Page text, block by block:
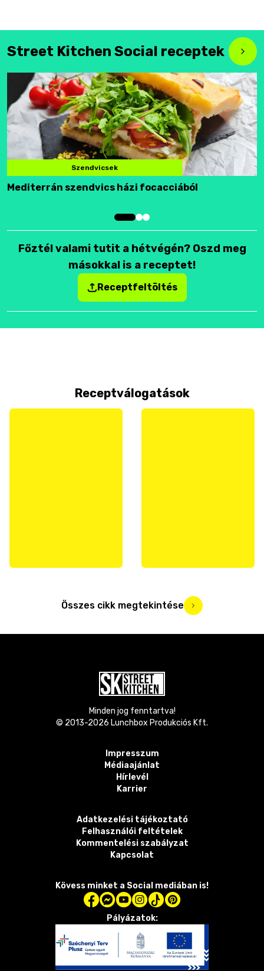
Street Kitchen Social receptek
Szendvicsek
Mediterrán szendvics házi focacciából
Főztél valami tutit a hétvégén? Oszd meg
másokkal is a receptet!
Receptfeltöltés
Receptválogatások
Összes cikk megtekintése
Minden jog fenntartva!
© 2013-2026 Lunchbox Produkciós Kft.
Impresszum
Médiaajánlat
Hírlevél
Karrier
Adatkezelési tájékoztató
Felhasználói feltételek
Kommentelési szabályzat
Kapcsolat
Kövess minket a Social mediában is!
Pályázatok: